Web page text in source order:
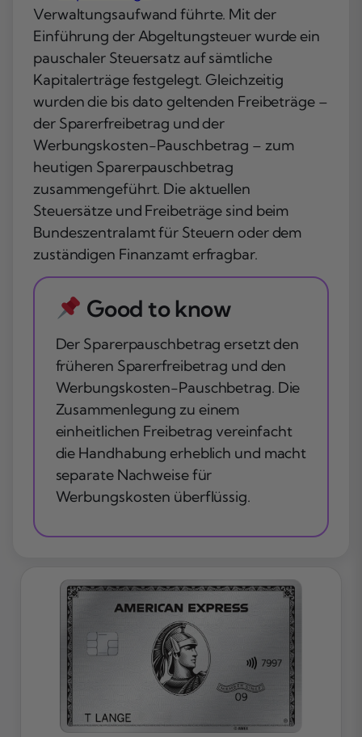
Verwaltungsaufwand führte. Mit der
Einführung der Abgeltungsteuer wurde ein
pauschaler Steuersatz auf sämtliche
Kapitalerträge festgelegt. Gleichzeitig
wurden die bis dato geltenden Freibeträge –
der Sparerfreibetrag und der
Werbungskosten-Pauschbetrag – zum
heutigen Sparerpauschbetrag
zusammengeführt. Die aktuellen
Steuersätze und Freibeträge sind beim
Bundeszentralamt für Steuern oder dem
zuständigen Finanzamt erfragbar.
Good to know
Der Sparerpauschbetrag ersetzt den
früheren Sparerfreibetrag und den
Werbungskosten-Pauschbetrag. Die
Zusammenlegung zu einem
einheitlichen Freibetrag vereinfacht
die Handhabung erheblich und macht
separate Nachweise für
Werbungskosten überflüssig.